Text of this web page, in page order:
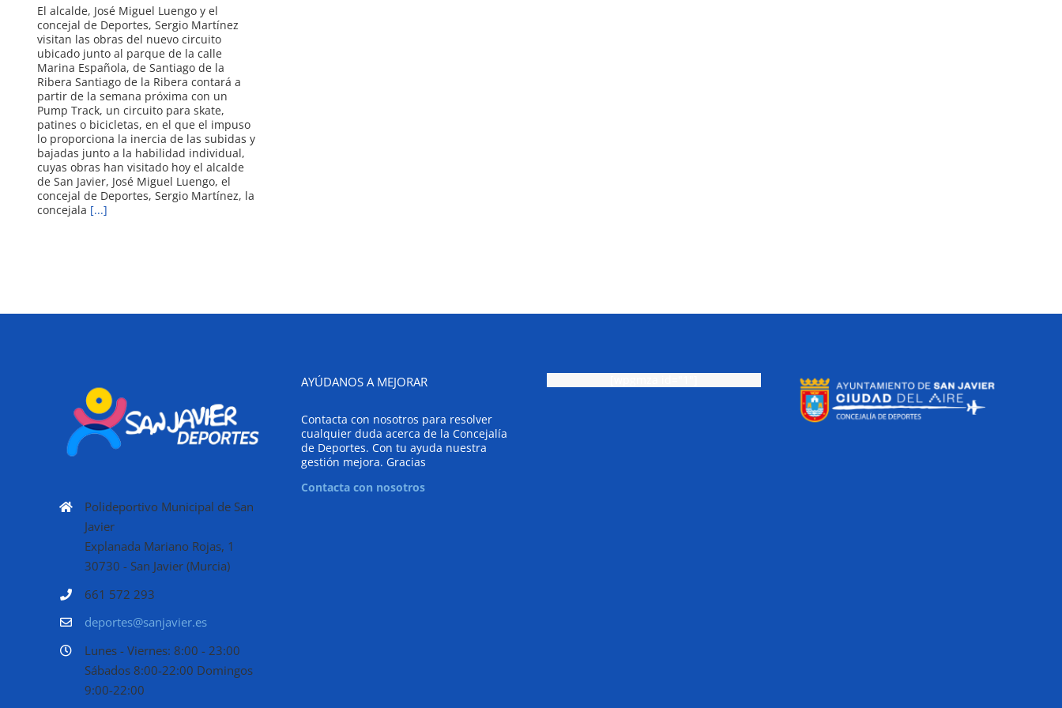
El alcalde, José Miguel Luengo y el
concejal de Deportes, Sergio Martínez
visitan las obras del nuevo circuito
ubicado junto al parque de la calle
Marina Española, de Santiago de la
Ribera Santiago de la Ribera contará a
partir de la semana próxima con un
Pump Track, un circuito para skate,
patines o bicicletas, en el que el impuso
lo proporciona la inercia de las subidas y
bajadas junto a la habilidad individual,
cuyas obras han visitado hoy el alcalde
de San Javier, José Miguel Luengo, el
concejal de Deportes, Sergio Martínez, la
concejala [...]
Polideportivo Municipal de San
Javier
Explanada Mariano Rojas, 1
30730 - San Javier (Murcia)
661 572 293
deportes@sanjavier.es
Lunes - Viernes: 8:00 - 23:00
Sábados 8:00-22:00 Domingos
9:00-22:00
AYÚDANOS A MEJORAR
Contacta con nosotros para resolver
cualquier duda acerca de la Concejalía
de Deportes. Con tu ayuda nuestra
gestión mejora. Gracias
Contacta con nosotros